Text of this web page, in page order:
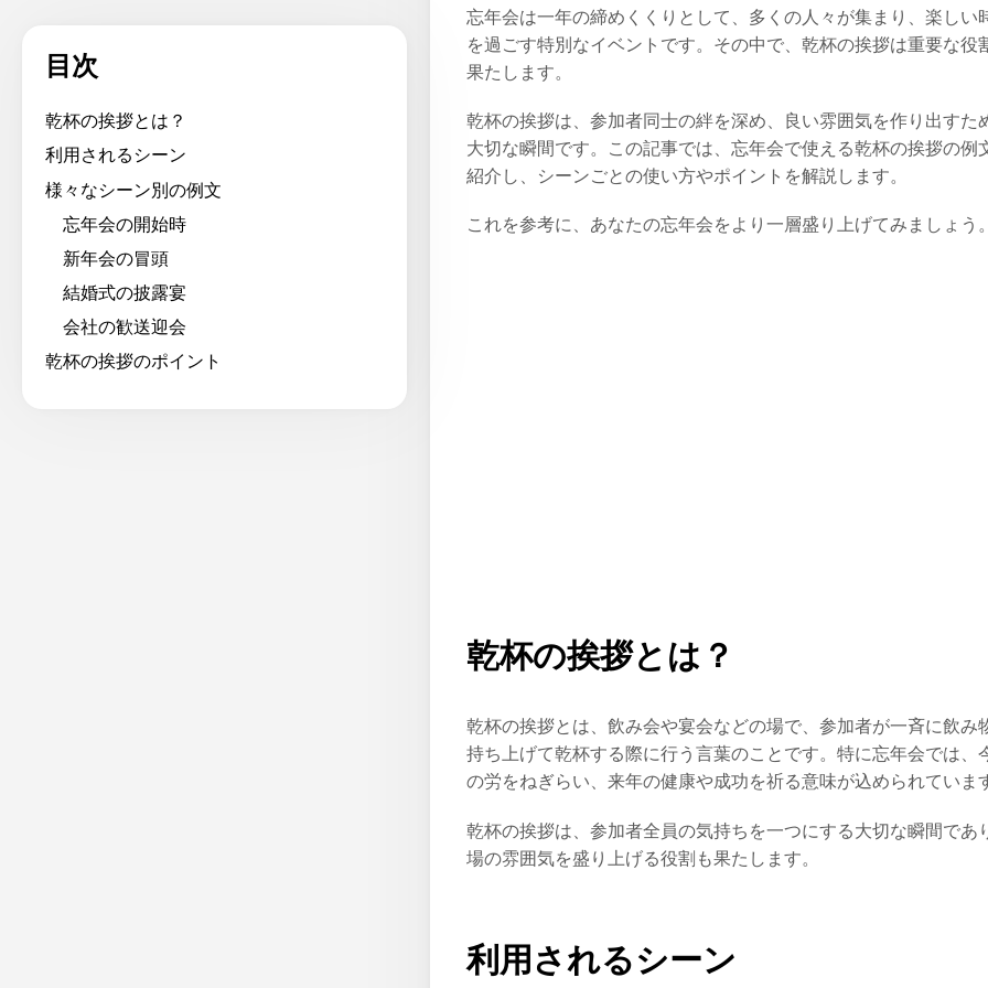
目次
乾杯の挨拶とは？
利用されるシーン
様々なシーン別の例文
忘年会の開始時
新年会の冒頭
結婚式の披露宴
会社の歓送迎会
乾杯の挨拶のポイント
忘年会は一年の締めくくりとして、多くの人々が集まり、楽しい
を過ごす特別なイベントです。その中で、乾杯の挨拶は重要な役
果たします。
乾杯の挨拶は、参加者同士の絆を深め、良い雰囲気を作り出すた
大切な瞬間です。この記事では、忘年会で使える乾杯の挨拶の例
紹介し、シーンごとの使い方やポイントを解説します。
これを参考に、あなたの忘年会をより一層盛り上げてみましょう。
乾杯の挨拶とは？
乾杯の挨拶とは、飲み会や宴会などの場で、参加者が一斉に飲み
持ち上げて乾杯する際に行う言葉のことです。特に忘年会では、
の労をねぎらい、来年の健康や成功を祈る意味が込められていま
乾杯の挨拶は、参加者全員の気持ちを一つにする大切な瞬間であ
場の雰囲気を盛り上げる役割も果たします。
利用されるシーン